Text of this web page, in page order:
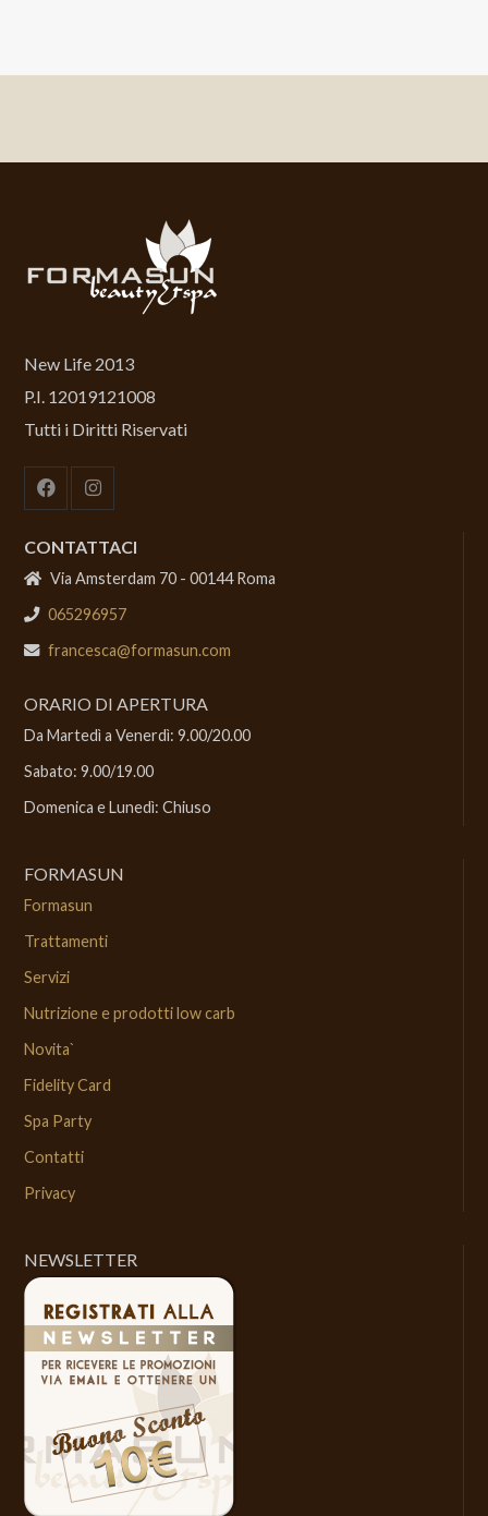
New Life 2013
P.I. 12019121008
Tutti i Diritti Riservati
CONTATTACI
Via Amsterdam 70 - 00144 Roma
065296957
francesca@formasun.com
ORARIO DI APERTURA
Da Martedì a Venerdì: 9.00/20.00
Sabato: 9.00/19.00
Domenica e Lunedì: Chiuso
FORMASUN
Formasun
Trattamenti
Servizi
Nutrizione e prodotti low carb
Novita`
Fidelity Card
Spa Party
Contatti
Privacy
NEWSLETTER